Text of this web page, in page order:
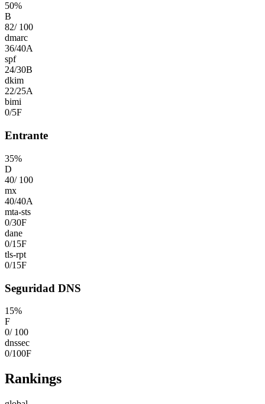
50%
B
82/ 100
dmarc
36/40A
spf
24/30B
dkim
22/25A
bimi
0/5F
Entrante
35%
D
40/ 100
mx
40/40A
mta-sts
0/30F
dane
0/15F
tls-rpt
0/15F
Seguridad DNS
15%
F
0/ 100
dnssec
0/100F
Rankings